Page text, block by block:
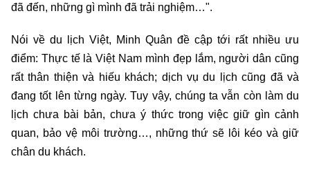
đã đến, những gì mình đã trải nghiệm…".
Nói về du lịch Việt, Minh Quân đề cập tới rất nhiều ưu
điểm: Thực tế là Việt Nam mình đẹp lắm, người dân cũng
rất thân thiện và hiếu khách; dịch vụ du lịch cũng đã và
đang tốt lên từng ngày. Tuy vậy, chúng ta vẫn còn làm du
lịch chưa bài bản, chưa ý thức trong việc giữ gìn cảnh
quan, bảo vệ môi trường…, những thứ sẽ lôi kéo và giữ
chân du khách.